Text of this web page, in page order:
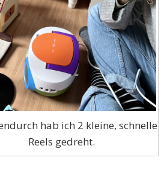
hab ich 2 kleine, schnelle
Reels gedreht.